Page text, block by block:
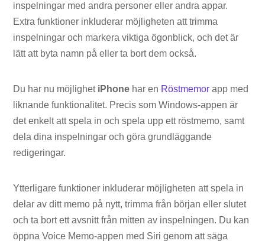
inspelningar med andra personer eller andra appar.
Extra funktioner inkluderar möjligheten att trimma
inspelningar och markera viktiga ögonblick, och det är
lätt att byta namn på eller ta bort dem också.
Du har nu möjlighet iPhone har en Röstmemor app med
liknande funktionalitet. Precis som Windows-appen är
det enkelt att spela in och spela upp ett röstmemo, samt
dela dina inspelningar och göra grundläggande
redigeringar.
Ytterligare funktioner inkluderar möjligheten att spela in
delar av ditt memo på nytt, trimma från början eller slutet
och ta bort ett avsnitt från mitten av inspelningen. Du kan
öppna Voice Memo-appen med Siri genom att säga